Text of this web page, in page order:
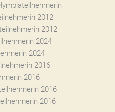
2012
2012
2024
2024
2016
2016
2016
2016